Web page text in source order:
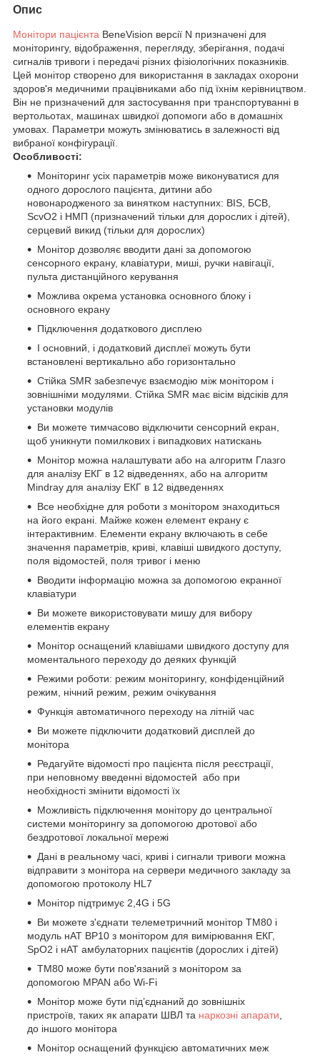
Опис
Монітори пацієнта BeneVision версії N призначені для
моніторингу, відображення, перегляду, зберігання, подачі
сигналів тривоги і передачі різних фізіологічних показників.
Цей монітор створено для використання в закладах охорони
здоров'я медичними працівниками або під їхнім керівництвом.
Він не призначений для застосування при транспортуванні в
вертольотах, машинах швидкої допомоги або в домашніх
умовах. Параметри можуть змінюватись в залежності від
вибраної конфігурації.
Особливості:
Моніторинг усіх параметрів може виконуватися для
одного дорослого пацієнта, дитини або
новонародженого за винятком наступних: BIS, БСВ,
ScvO2 і НМП (призначений тільки для дорослих і дітей),
серцевий викид (тільки для дорослих)
Монітор дозволяє вводити дані за допомогою
сенсорного екрану, клавіатури, миші, ручки навігації,
пульта дистанційного керування
Можлива окрема установка основного блоку і
основного екрану
Підключення додаткового дисплею
І основний, і додатковий дисплеї можуть бути
встановлені вертикально або горизонтально
Стійка SMR забезпечує взаємодію між монітором і
зовнішніми модулями. Стійка SMR має вісім відсіків для
установки модулів
Ви можете тимчасово відключити сенсорний екран,
щоб уникнути помилкових і випадкових натискань
Монітор можна налаштувати або на алгоритм Глазго
для аналізу ЕКГ в 12 відведеннях, або на алгоритм
Mindray для аналізу ЕКГ в 12 відведеннях
Все необхідне для роботи з монітором знаходиться
на його екрані. Майже кожен елемент екрану є
інтерактивним. Елементи екрану включають в себе
значення параметрів, криві, клавіші швидкого доступу,
поля відомостей, поля тривог і меню
Вводити інформацію можна за допомогою екранної
клавіатури
Ви можете використовувати мишу для вибору
елементів екрану
Монітор оснащений клавішами швидкого доступу для
моментального переходу до деяких функцій
Режими роботи: режим моніторингу, конфіденційний
режим, нічний режим, режим очікування
Функція автоматичного переходу на літній час
Ви можете підключити додатковий дисплей до
монітора
Редагуйте відомості про пацієнта після реєстрації,
при неповному введенні відомостей або при
необхідності змінити відомості їх
Можливість підключення монітору до центральної
системи моніторингу за допомогою дротової або
бездротової локальної мережі
Дані в реальному часі, криві і сигнали тривоги можна
відправити з монітора на сервери медичного закладу за
допомогою протоколу HL7
Монітор підтримує 2,4G і 5G
Ви можете з'єднати телеметричний монітор TM80 і
модуль нАТ BP10 з монітором для вимірювання ЕКГ,
SpO2 і нАТ амбулаторних пацієнтів (дорослих і дітей)
TM80 може бути пов'язаний з монітором за
допомогою MPAN або Wi-Fi
Монітор може бути під’єднаний до зовнішніх
пристроїв, таких як апарати ШВЛ та наркозні апарати
до іншого монітора
Монітор оснащений функцією автоматичних меж